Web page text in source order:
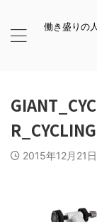
働き盛りの
2015年12月21日